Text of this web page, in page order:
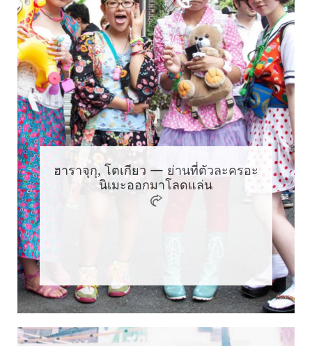
ฮาราจุกุ, โตเกียว — ย่านที่ตัวละครอะ
นิเมะออกมาโลดแล่น